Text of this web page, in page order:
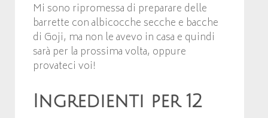
Mi sono ripromessa di preparare delle
barrette con albicocche secche e bacche
di Goji, ma non le avevo in casa e quindi
sarà per la prossima volta, oppure
provateci voi!
Ingredienti per 12